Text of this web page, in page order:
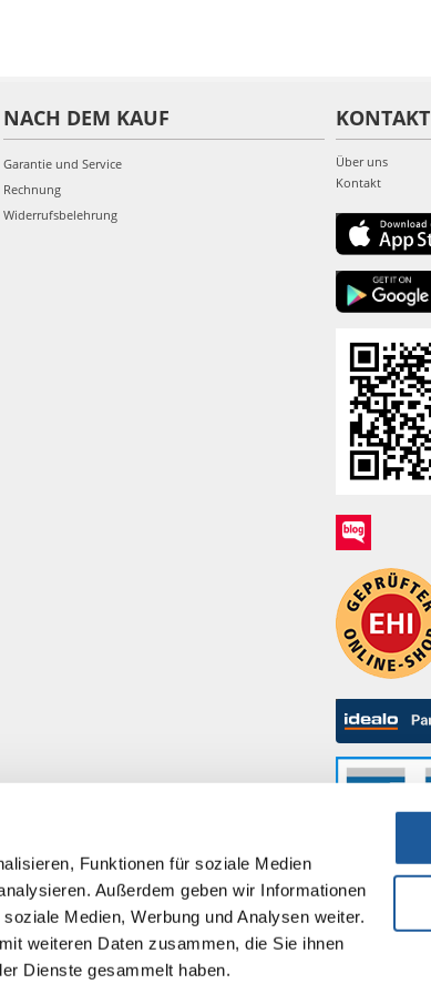
Funktionen für soziale Medien
Außerdem geben wir Informationen
Medien, Werbung und Analysen weiter.
weiteren Daten zusammen, die Sie ihnen
Dienste gesammelt haben.
NACH DEM KAUF
Garantie und Service
Rechnung
Widerrufsbelehrung
KONTAKT
Über uns
Kontakt
zzgl. Versand